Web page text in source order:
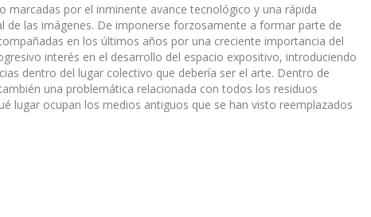
marcadas por el inminente avance tecnológico y una rápida
las imágenes. De imponerse forzosamente a formar parte de
en los últimos años por una creciente importancia del
interés en el desarrollo del espacio expositivo, introduciendo
dentro del lugar colectivo que debería ser el arte. Dentro de
una problemática relacionada con todos los residuos
lugar ocupan los medios antiguos que se han visto reemplazados